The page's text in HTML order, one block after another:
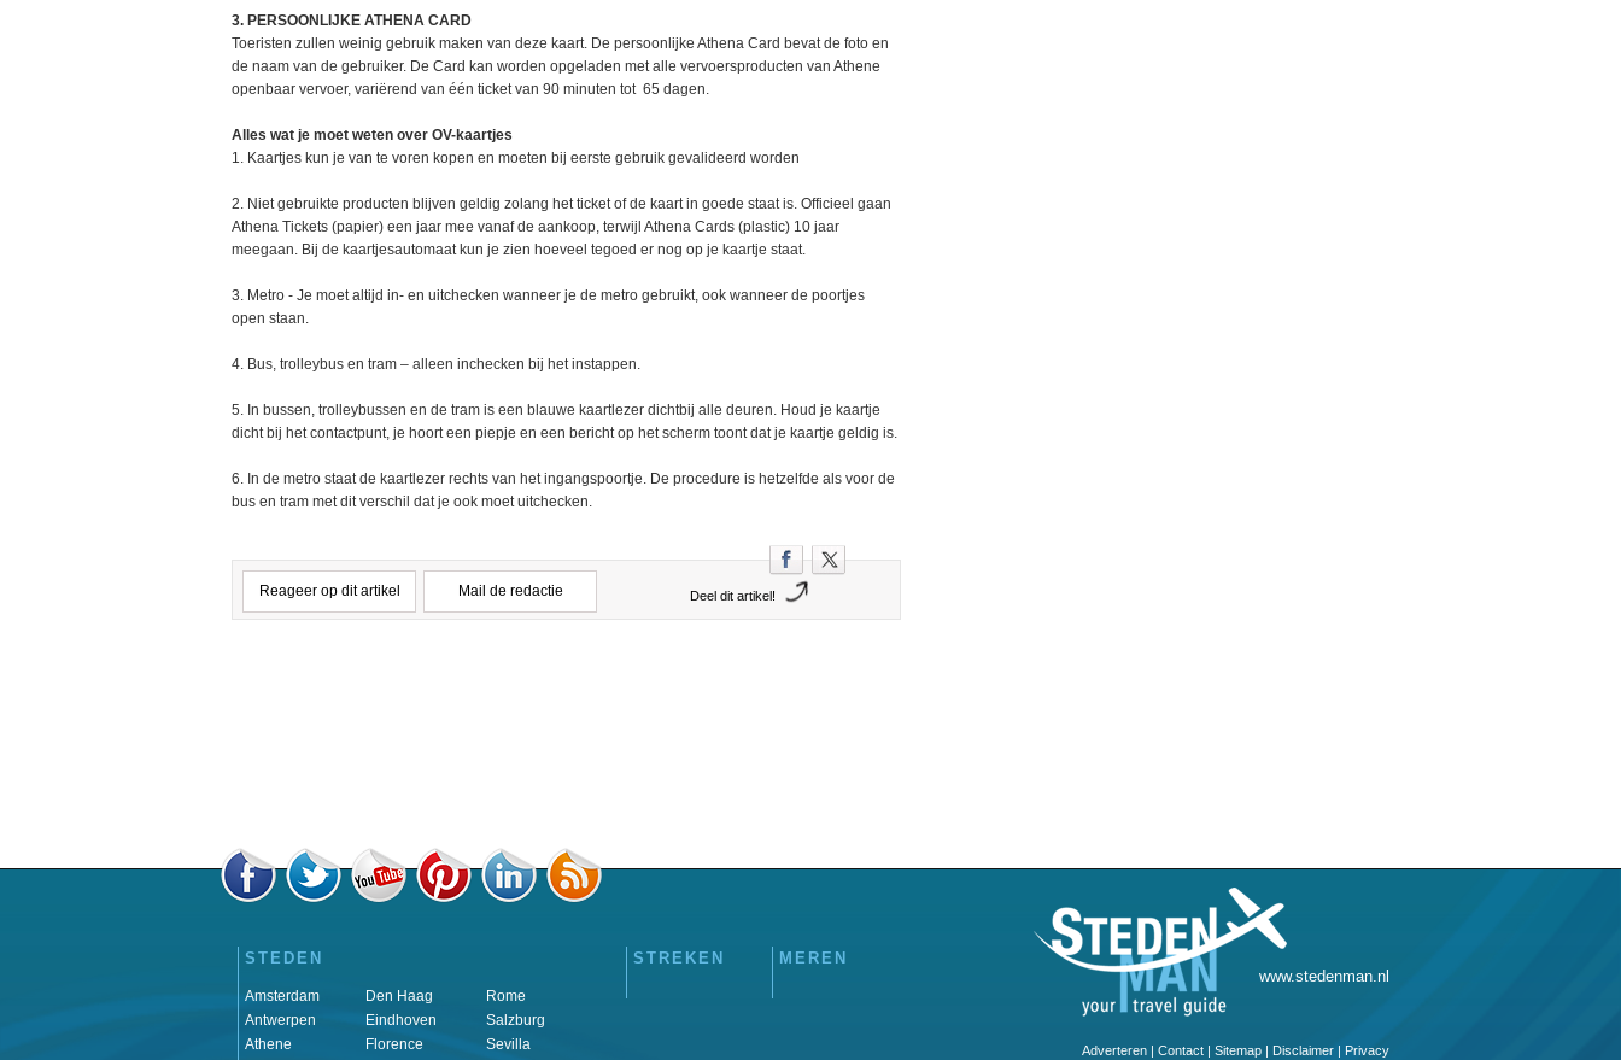
3. PERSOONLIJKE ATHENA CARD
Toeristen zullen weinig gebruik maken van deze kaart. De persoonlijke Athena Card bevat de foto en
de naam van de gebruiker. De Card kan worden opgeladen met alle vervoersproducten van Athene
openbaar vervoer, variërend van één ticket van 90 minuten tot 65 dagen.
Alles wat je moet weten over OV-kaartjes
1. Kaartjes kun je van te voren kopen en moeten bij eerste gebruik gevalideerd worden
2. Niet gebruikte producten blijven geldig zolang het ticket of de kaart in goede staat is. Officieel gaan
Athena Tickets (papier) een jaar mee vanaf de aankoop, terwijl Athena Cards (plastic) 10 jaar
meegaan. Bij de kaartjesautomaat kun je zien hoeveel tegoed er nog op je kaartje staat.
3. Metro - Je moet altijd in- en uitchecken wanneer je de metro gebruikt, ook wanneer de poortjes
open staan.
4. Bus, trolleybus en tram – alleen inchecken bij het instappen.
5. In bussen, trolleybussen en de tram is een blauwe kaartlezer dichtbij alle deuren. Houd je kaartje
dicht bij het contactpunt, je hoort een piepje en een bericht op het scherm toont dat je kaartje geldig is.
6. In de metro staat de kaartlezer rechts van het ingangspoortje. De procedure is hetzelfde als voor de
bus en tram met dit verschil dat je ook moet uitchecken.
Reageer op dit artikel Mail de redactie Deel dit artikel!
STEDEN
Amsterdam
Antwerpen
Athene
Den Haag
Eindhoven
Florence
Rome
Salzburg
Sevilla
STREKEN MEREN
Adverteren | Contact | Sitemap | Disclaimer | Privacy
www.stedenman.nl